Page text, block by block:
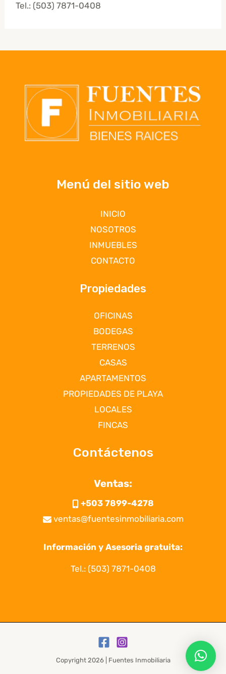
Tel.: (503) 7871-0408
Menú del sitio web
INICIO
NOSOTROS
INMUEBLES
CONTACTO
Propiedades
OFICINAS
BODEGAS
TERRENOS
CASAS
APARTAMENTOS
PROPIEDADES DE PLAYA
LOCALES
FINCAS
Contáctenos
Ventas:
+503 7899-4278
ventas@fuentesinmobiliaria.com
Información y Asesoria gratuita:
Tel.: (503) 7871-0408
Copyright 2026 | Fuentes Inmobiliaria